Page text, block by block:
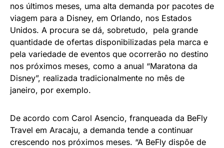
nos últimos meses, uma alta demanda por pacotes de
viagem para a Disney, em Orlando, nos Estados
Unidos. A procura se dá, sobretudo, pela grande
quantidade de ofertas disponibilizadas pela marca e
pela variedade de eventos que ocorrerão no destino
nos próximos meses, como a anual “Maratona da
Disney”, realizada tradicionalmente no mês de
janeiro, por exemplo.
De acordo com Carol Asencio, franqueada da BeFly
Travel em Aracaju, a demanda tende a continuar
crescendo nos próximos meses. “A BeFly dispõe de